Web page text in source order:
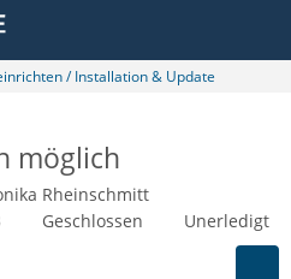
/ Installation & Update
möglich
Rheinschmitt
Geschlossen Unerledigt